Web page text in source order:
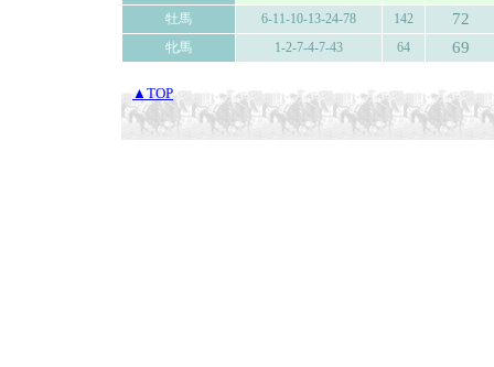
牡馬 6-11-10-13-24-78 142 72
牝馬 1-2-7-4-7-43 64 69
▲TOP